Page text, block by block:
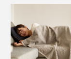
ラベンダース
穏やかなラベ
ンシャルオイ